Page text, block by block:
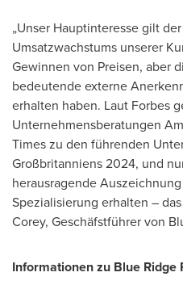
„Unser Hauptinteresse gilt
Umsatzwachstums unserer
Gewinnen von Preisen, aber
bedeutende externe
erhalten haben. Laut Forbes
Unternehmensberatungen
Times zu den führenden
Großbritanniens 2024, und
herausragende
Spezialisierung erhalten –
Corey, Geschäfstführer von
Informationen zu Blue Ridge